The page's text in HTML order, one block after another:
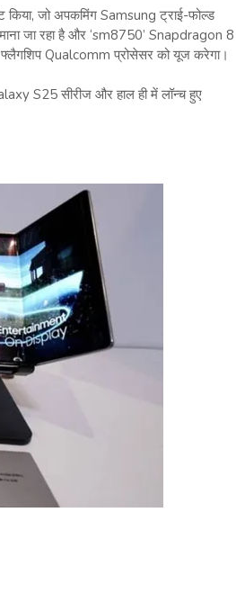
जो अपकमिंग Samsung ट्राई-फोल्ड
जा रहा है और ‘sm8750’ Snapdragon 8
Qualcomm प्रोसेसर को यूज करेगा।
S25 सीरीज और हाल ही में लॉन्च हुए